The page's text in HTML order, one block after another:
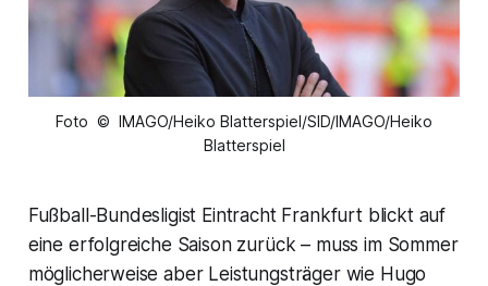
Foto © IMAGO/Heiko Blatterspiel/SID/IMAGO/Heiko
Blatterspiel
Fußball-Bundesligist Eintracht Frankfurt blickt auf
eine erfolgreiche Saison zurück – muss im Sommer
möglicherweise aber Leistungsträger wie Hugo